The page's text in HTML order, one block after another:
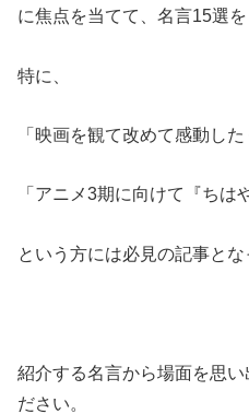
に焦点を当てて、名言15選を
特に、
「映画を観て改めて感動した
「アニメ3期に向けて『ちは
という方には必見の記事とな
紹介する名言から場面を思
ださい。